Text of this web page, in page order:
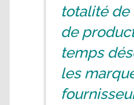
totalité de
de
temps
les